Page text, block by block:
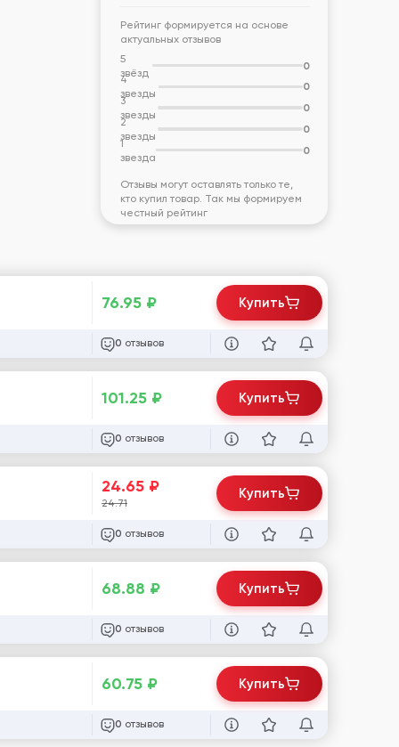
Рейтинг формируется на основе
актуальных отзывов
5
звёзд
0
4
звезды
0
3
звезды
0
2
звезды
0
1
звезда
0
Отзывы могут оставлять только те,
кто купил товар. Так мы формируем
честный рейтинг
76.95 ₽
0 отзывов
Купить
101.25 ₽
0 отзывов
Купить
24.65 ₽
24.71
0 отзывов
Купить
68.88 ₽
0 отзывов
Купить
60.75 ₽
0 отзывов
Купить